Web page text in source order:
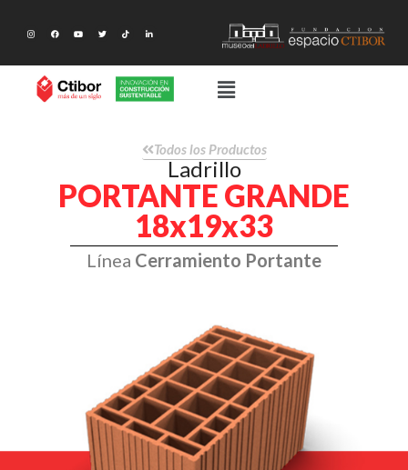
Todos los Productos
Ladrillo
PORTANTE GRANDE
18x19x33
Línea Cerramiento Portante